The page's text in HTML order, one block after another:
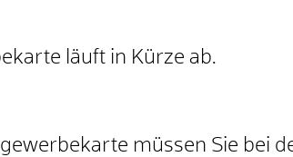
läuft in Kürze ab.
müssen Sie bei